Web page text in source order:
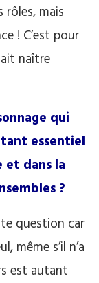
mais
! C’est pour
naître
qui
essentiel
dans la
?
question car
même s’il n’a
est autant